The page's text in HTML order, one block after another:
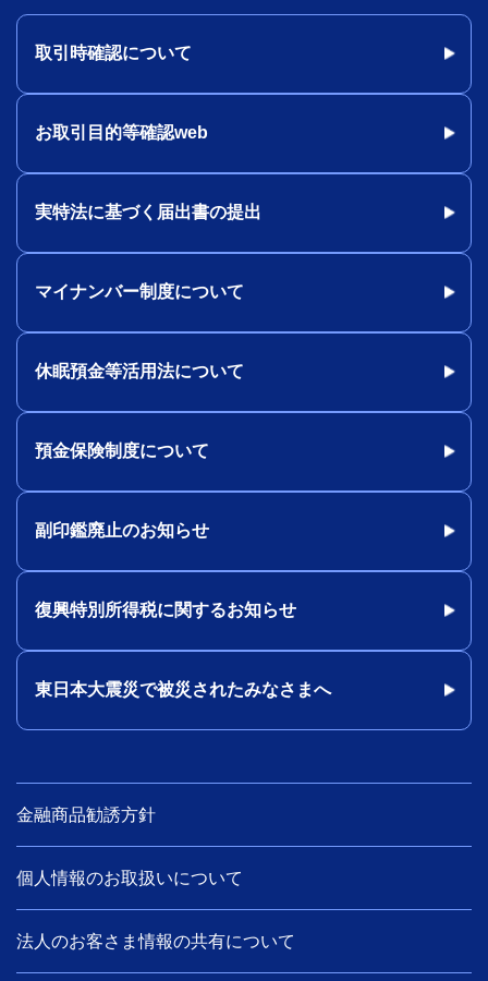
取引時確認について
お取引目的等確認web
実特法に基づく届出書の提出
マイナンバー制度について
休眠預金等活用法について
預金保険制度について
副印鑑廃止のお知らせ
復興特別所得税に関するお知らせ
東日本大震災で被災されたみなさまへ
金融商品勧誘方針
個人情報のお取扱いについて
法人のお客さま情報の共有について